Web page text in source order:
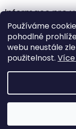
Používáme
pohodlné
webu neustále
použitelnost.
Informace pro
Obchodní podmínky
Podmínky ochrany